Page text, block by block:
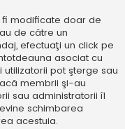
fi modificate doar de
de către un
efectuaţi un click pe
asociat cu
utilizatorii pot şterge sau
membrii şi-au
sau administratorii îl
schimbarea
acestuia.